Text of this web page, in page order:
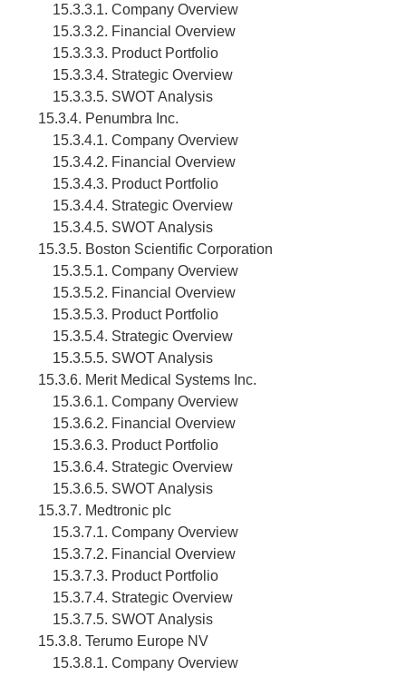
15.3.3.1. Company Overview
15.3.3.2. Financial Overview
15.3.3.3. Product Portfolio
15.3.3.4. Strategic Overview
15.3.3.5. SWOT Analysis
15.3.4. Penumbra Inc.
15.3.4.1. Company Overview
15.3.4.2. Financial Overview
15.3.4.3. Product Portfolio
15.3.4.4. Strategic Overview
15.3.4.5. SWOT Analysis
15.3.5. Boston Scientific Corporation
15.3.5.1. Company Overview
15.3.5.2. Financial Overview
15.3.5.3. Product Portfolio
15.3.5.4. Strategic Overview
15.3.5.5. SWOT Analysis
15.3.6. Merit Medical Systems Inc.
15.3.6.1. Company Overview
15.3.6.2. Financial Overview
15.3.6.3. Product Portfolio
15.3.6.4. Strategic Overview
15.3.6.5. SWOT Analysis
15.3.7. Medtronic plc
15.3.7.1. Company Overview
15.3.7.2. Financial Overview
15.3.7.3. Product Portfolio
15.3.7.4. Strategic Overview
15.3.7.5. SWOT Analysis
15.3.8. Terumo Europe NV
15.3.8.1. Company Overview